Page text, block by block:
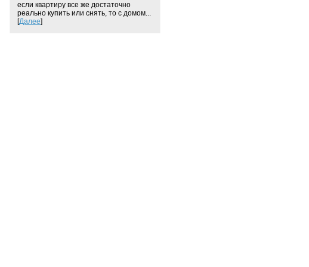
если квартиру все же достаточно
реально купить или снять, то с домом...
[Далее]